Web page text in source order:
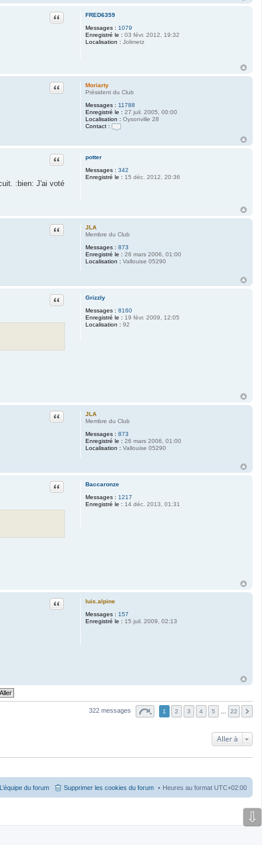
FRED6359
Messages : 1079
Enregistré le : 03 févr. 2012, 19:32
Localisation : Jolimetz
Citation
Moriarty
Président du Club
Messages : 11788
Enregistré le : 27 juil. 2005, 00:00
Localisation : Oysonville 28
Contact :
n
c
t
i
r
y
Citation
potter
Messages : 342
Enregistré le : 15 déc. 2012, 20:36
Citation
:bien: J'ai voté
JLA
Membre du Club
Messages : 873
Enregistré le : 26 mars 2006, 01:00
Localisation : Vallouise 05290
Citation
Grizzly
Messages : 8160
Enregistré le : 19 févr. 2009, 12:05
Localisation : 92
Citation
JLA
Membre du Club
Messages : 873
Enregistré le : 26 mars 2006, 01:00
Localisation : Vallouise 05290
Citation
Baccaronze
Messages : 1217
Enregistré le : 14 déc. 2013, 01:31
Citation
luis.alpine
Messages : 157
Enregistré le : 15 juil. 2009, 02:13
Citation
322 messages 1 2 3 4 5 … 22
Aller à
Heures au format UTC+02:00
Supprimer les cookies du forum
L’équipe du forum
⇩